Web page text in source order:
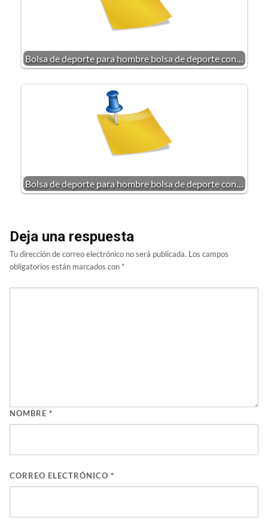
Bolsa de deporte para hombre bolsa de deporte con…
Bolsa de deporte para hombre bolsa de deporte con…
Deja una respuesta
Tu dirección de correo electrónico no será publicada. Los campos
obligatorios están marcados con *
NOMBRE *
CORREO ELECTRÓNICO *